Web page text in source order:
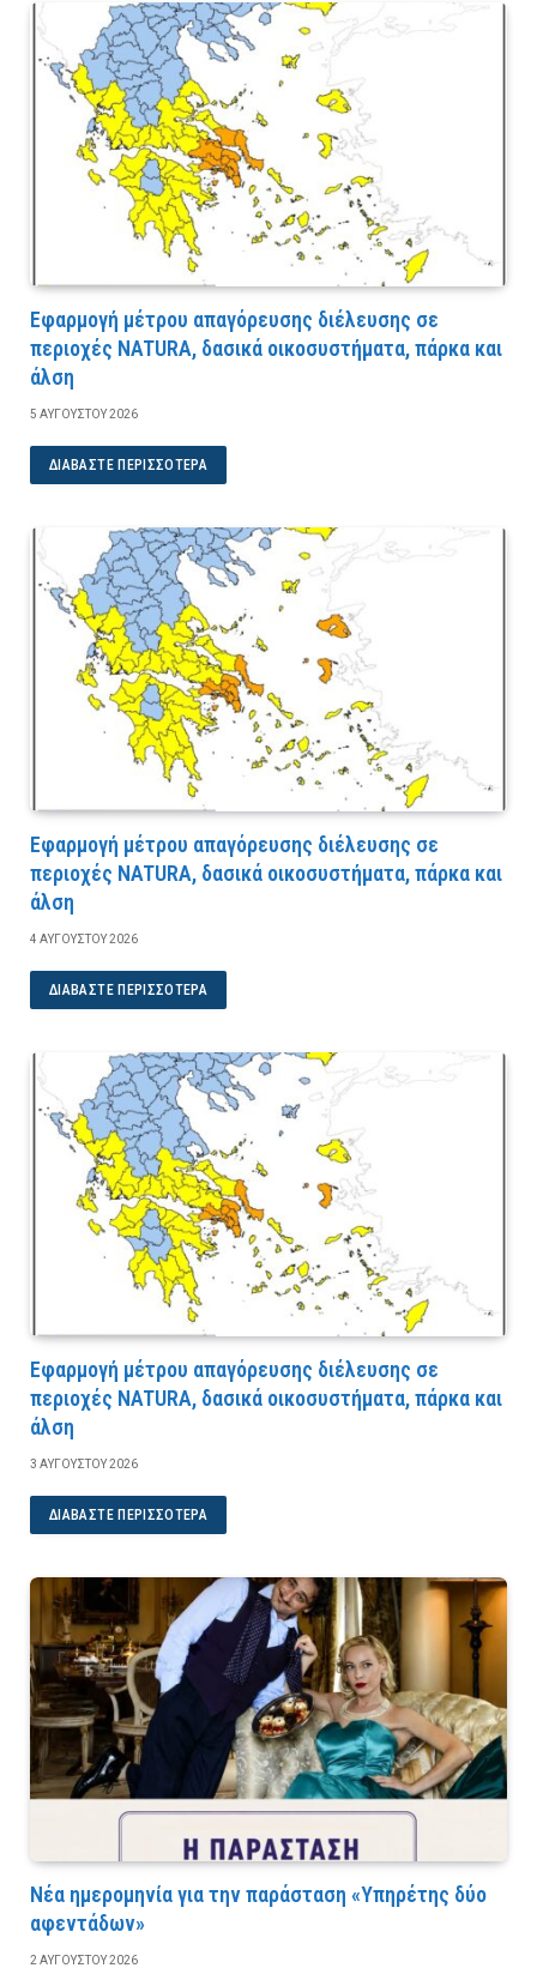
Εφαρμογή μέτρου απαγόρευσης διέλευσης σε
περιοχές NATURA, δασικά οικοσυστήματα, πάρκα και
άλση
5 ΑΥΓΟΎΣΤΟΥ 2026
ΔΙΑΒΆΣΤΕ ΠΕΡΙΣΣΌΤΕΡΑ
Εφαρμογή μέτρου απαγόρευσης διέλευσης σε
περιοχές NATURA, δασικά οικοσυστήματα, πάρκα και
άλση
4 ΑΥΓΟΎΣΤΟΥ 2026
ΔΙΑΒΆΣΤΕ ΠΕΡΙΣΣΌΤΕΡΑ
Εφαρμογή μέτρου απαγόρευσης διέλευσης σε
περιοχές NATURA, δασικά οικοσυστήματα, πάρκα και
άλση
3 ΑΥΓΟΎΣΤΟΥ 2026
ΔΙΑΒΆΣΤΕ ΠΕΡΙΣΣΌΤΕΡΑ
Νέα ημερομηνία για την παράσταση «Υπηρέτης δύο
αφεντάδων»
2 ΑΥΓΟΎΣΤΟΥ 2026